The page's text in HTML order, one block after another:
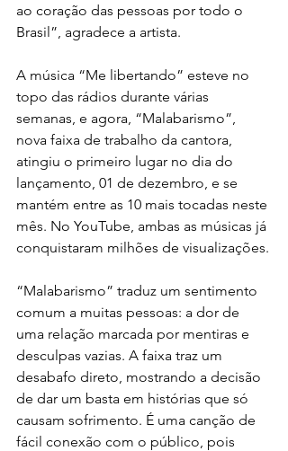
ao coração das pessoas por todo o
Brasil”, agradece a artista.
A música “Me libertando” esteve no
topo das rádios durante várias
semanas, e agora, “Malabarismo”,
nova faixa de trabalho da cantora,
atingiu o primeiro lugar no dia do
lançamento, 01 de dezembro, e se
mantém entre as 10 mais tocadas neste
mês. No YouTube, ambas as músicas já
conquistaram milhões de visualizações.
“Malabarismo” traduz um sentimento
comum a muitas pessoas: a dor de
uma relação marcada por mentiras e
desculpas vazias. A faixa traz um
desabafo direto, mostrando a decisão
de dar um basta em histórias que só
causam sofrimento. É uma canção de
fácil conexão com o público, pois